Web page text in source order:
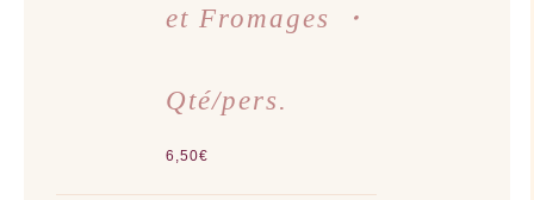
et Fromages ・
Qté/pers.
6,50€